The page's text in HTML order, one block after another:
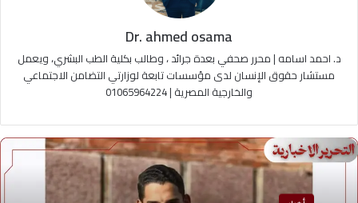
Dr. ahmed osama
د. احمد اسامه | محرر صحفي بعدة جرائد ، وطالب بكلية الطب البشري، ويعمل
مستشار حقوق الإنسان لدى مؤسسات تابعة لوزارتي التضامن الاجتماعي
والخارجية المصرية | 01065964224